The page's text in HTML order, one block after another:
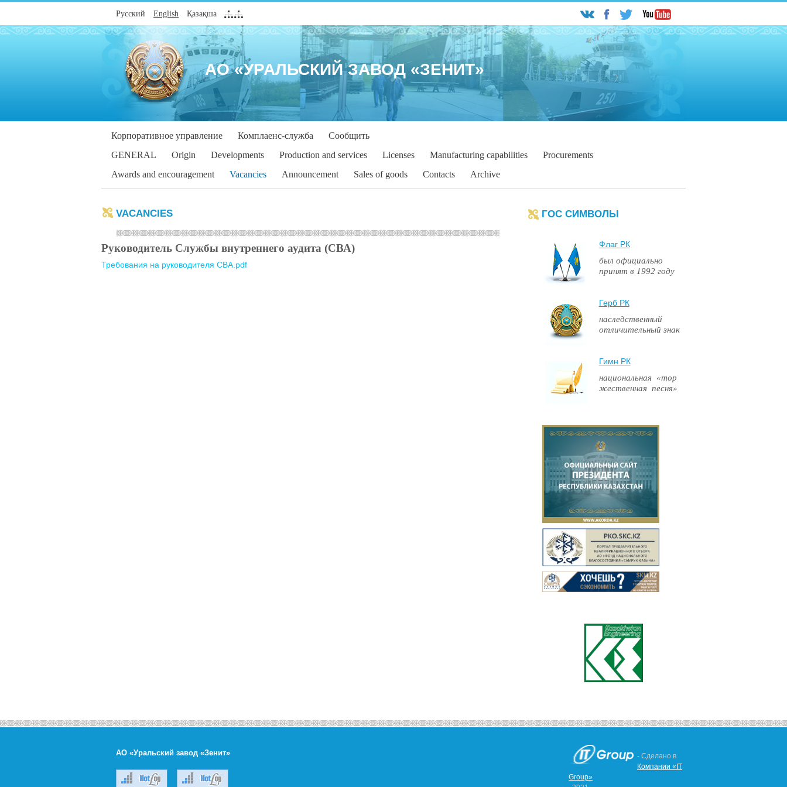
Русский English Қазақша
АО «УРАЛЬСКИЙ ЗАВОД «ЗЕНИТ»
Корпоративное управление Комплаенс-служба
Сообщить
GENERAL
Origin Developments Production and services Licenses Manufacturing capabilities
Procurements
Awards and encouragement
Vacancies Announcement Sales of goods Contacts Archive
VACANCIES
Руководитель Службы внутреннего аудита (СВА)
Требования на руководителя СВА.pdf
ГОС СИМВОЛЫ
Флаг РК
был официально
принят в 1992 году
Герб РК
наследственный
отличительный знак
Гимн РК
национальная «тор
жественная песня»
АО «Уральский завод «Зенит»
- Сделано в
Компании «IT
Group»